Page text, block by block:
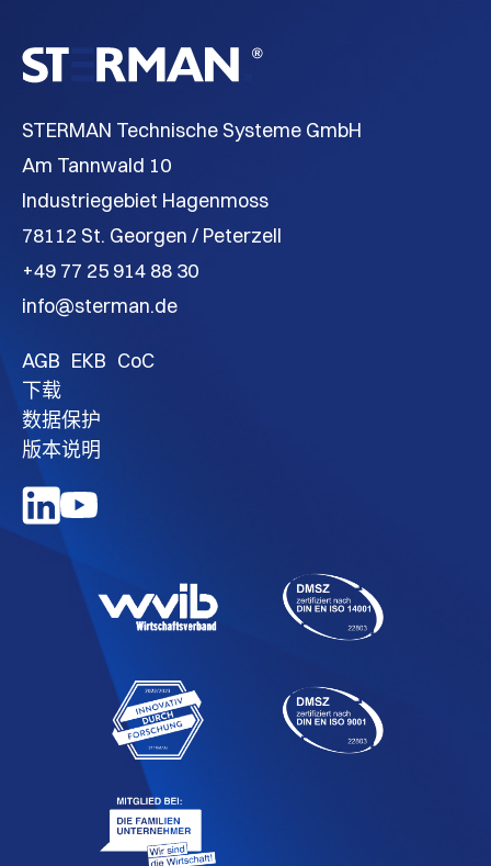
STERMAN Technische Systeme GmbH
Am Tannwald 10
Industriegebiet Hagenmoss
78112 St. Georgen / Peterzell
+49 77 25 914 88 30
info@sterman.de
AGB EKB CoC
下载
数据保护
版本说明